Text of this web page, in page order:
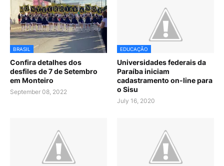
BRASIL
Confira detalhes dos
desfiles de 7 de Setembro
em Monteiro
September 08, 2022
EDUCAÇÃO
Universidades federais da
Paraíba iniciam
cadastramento on-line para
o Sisu
July 16, 2020